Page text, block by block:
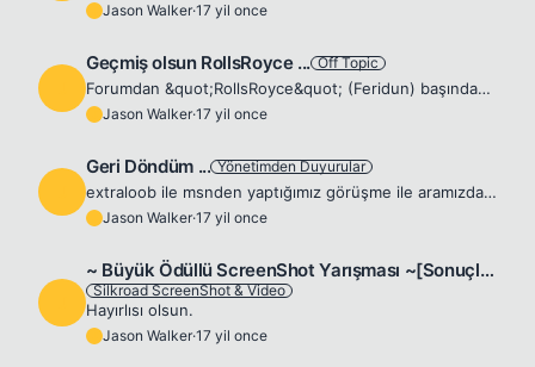
Jason Walker·17 yil once
Geçmiş olsun RollsRoyce ... Off Topic
Forumdan &quot;RollsRoyce&quot; (Feridun) başından geçen ve tam olarak bilmediğim bir olay sonucu bıçaklanmıştır. Sağlık durumu şuan için iyi. Yinede başından geçen bu üzücü olay için geçmiş olsun dil...
Jason Walker·17 yil once
Geri Döndüm ... Yönetimden Duyurular
extraloob ile msnden yaptığımız görüşme ile aramızdaki buzları erittik ve kaldığım yerden devam etmek üzere geri döndüm. Bu olay kimin hakkımda ne düşündüğünü öğrenmek açısından da iyi oldu aslında. �...
Jason Walker·17 yil once
~ Büyük Ödüllü ScreenShot Yarışması ~[Sonuçlar Açıklanıyor]
Silkroad ScreenShot & Video
Hayırlısı olsun.
Jason Walker·17 yil once